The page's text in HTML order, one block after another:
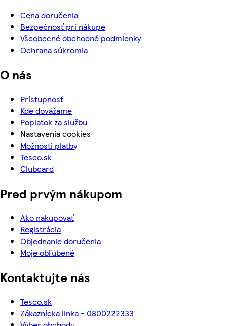
Cena doručenia
Bezpečnosť pri nákupe
Všeobecné obchodné podmienky
Ochrana súkromia
O nás
Prístupnosť
Kde dovážame
Poplatok za službu
Nastavenia cookies
Možnosti platby
Tesco.sk
Clubcard
Pred prvým nákupom
Ako nakupovať
Registrácia
Objednanie doručenia
Moje obľúbené
Kontaktujte nás
Tesco.sk
Zákaznícka linka - 0800222333